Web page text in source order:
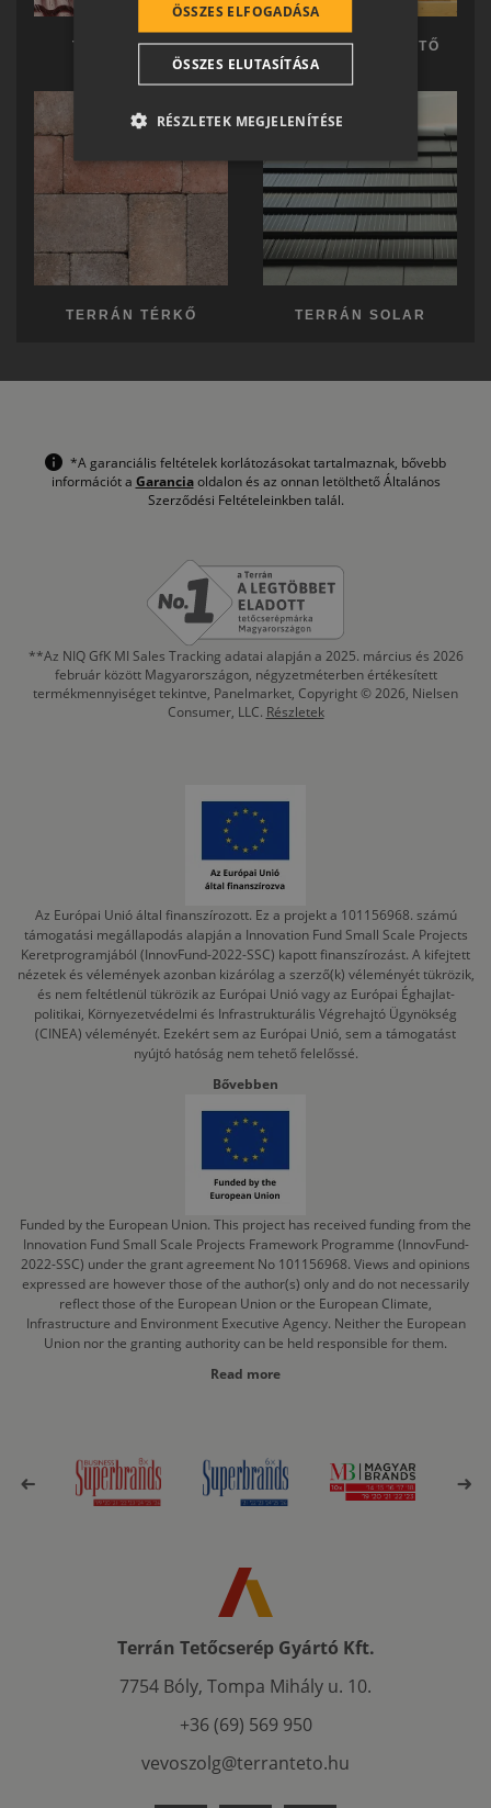
TERRÁN TETŐ TERRÁN KÉSZTETŐ
TERRÁN TÉRKŐ TERRÁN SOLAR
*A garanciális feltételek korlátozásokat tartalmaznak, bővebb
információt a Garanciaoldalon és az onnan letölthető Általános
Szerződési Feltételeinkben talál.
**Az NIQ GfK MI Sales Tracking adatai alapján a 2025. március és 2026
február között Magyarországon, négyzetméterben értékesített
termékmennyiséget tekintve, Panelmarket, Copyright © 2026, Nielsen
Consumer, LLC. Részletek
Az Európai Unió által finanszírozott. Ez a projekt a 101156968. számú
támogatási megállapodás alapján a Innovation Fund Small Scale Projects
Keretprogramjából (InnovFund-2022-SSC) kapott finanszírozást. A kifejtett
nézetek és vélemények azonban kizárólag a szerző(k) véleményét tükrözik,
és nem feltétlenül tükrözik az Európai Unió vagy az Európai Éghajlat-
politikai, Környezetvédelmi és Infrastrukturális Végrehajtó Ügynökség
(CINEA) véleményét. Ezekért sem az Európai Unió, sem a támogatást
nyújtó hatóság nem tehető felelőssé.
Bővebben
Funded by the European Union. This project has received funding from the
Innovation Fund Small Scale Projects Framework Programme (InnovFund-
2022-SSC) under the grant agreement No 101156968. Views and opinions
expressed are however those of the author(s) only and do not necessarily
reflect those of the European Union or the European Climate,
Infrastructure and Environment Executive Agency. Neither the European
Union nor the granting authority can be held responsible for them.
Read more
Terrán Tetőcserép Gyártó Kft.
7754 Bóly, Tompa Mihály u. 10.
+36 (69) 569 950
vevoszolg@terranteto.hu
CROATIAN
SR
RO-HU
ITALIAN
ÖSSZES ELFOGADÁSA
ÖSSZES ELUTASÍTÁSA
RÉSZLETEK MEGJELENÍTÉSE